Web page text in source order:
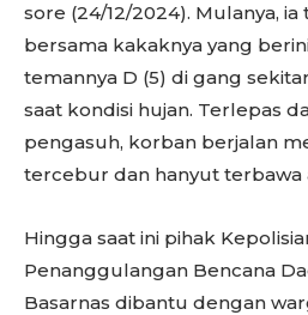
sore (24/12/2024). Mulanya,
bersama kakaknya yang
temannya D (5) di gang
saat kondisi hujan. Terlepas
pengasuh, korban berjalan
tercebur dan hanyut terbawa
Hingga saat ini pihak
Penanggulangan Bencana
Basarnas dibantu dengan